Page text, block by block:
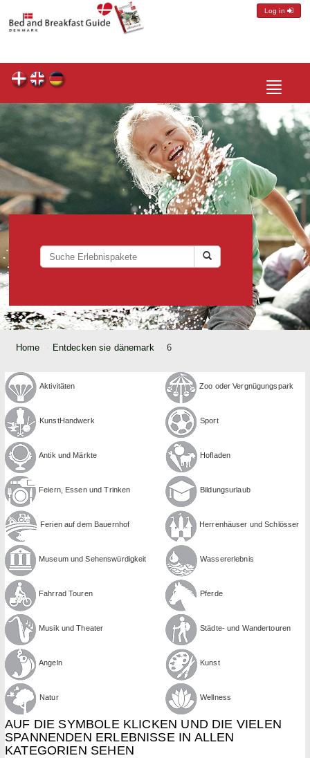
Log in
Toggle
Home Entdecken sie dänemark 6
Aktivitäten Zoo oder Ver­gnügungspark
Kunst­Handwerk Sport
Antik und Märkte Hofladen
Feiern, Essen und Trinken Bildungs­urlaub
Ferien auf dem Bauernhof Herrenhäuser und Schlösser
Museum und Sehens­würdigkeit Wasser­erlebnis
Fahrrad Touren Pferde
Musik und Theater Städte- und Wandertouren
Angeln Kunst
Natur Wellness
AUF DIE SYMBOLE KLICKEN UND DIE VIELEN
SPANNENDEN ERLEBNISSE IN ALLEN
KATEGORIEN SEHEN